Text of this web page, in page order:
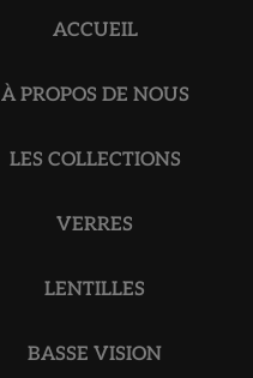
ACCUEIL
À PROPOS DE NOUS
LES COLLECTIONS
VERRES
LENTILLES
BASSE VISION